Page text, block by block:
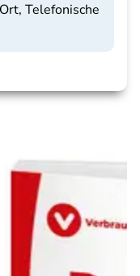
Telefonische